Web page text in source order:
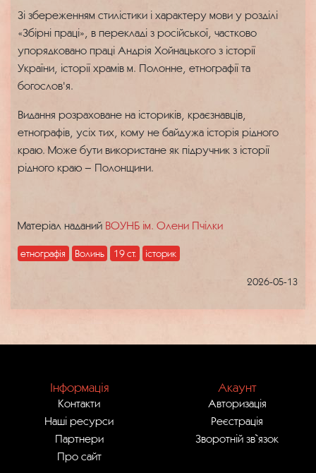
Зі збереженням стилістики і характеру мови у розділі
«Збірні праці», в перекладі з російської, частково
упорядковано праці Андрія Хойнацького з історії
України, історії храмів м. Полонне, етнографії та
богослов'я.
Видання розраховане на істориків, краєзнавців,
етнографів, усіх тих, кому не байдужа історія рідного
краю. Може бути використане як підручник з історії
рідного краю – Полонщини.
Матеріал наданий ВОУНБ ім. Олени Пчілки
етнографія Волинь 19 ст. історик
2026-05-13
Інформація
Контакти
Наші ресурси
Партнери
Про сайт
Акаунт
Авторизація
Реєстрація
Зворотній зв`язок